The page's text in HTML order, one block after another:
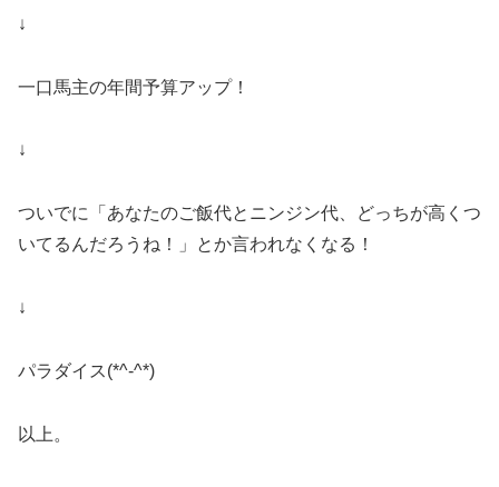
↓
一口馬主の年間予算アップ！
↓
ついでに「あなたのご飯代とニンジン代、どっちが高くつ
いてるんだろうね！」とか言われなくなる！
↓
パラダイス(*^-^*)
以上。